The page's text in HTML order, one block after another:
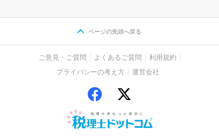
ページの先頭へ戻る
ご意見・ご質問 よくあるご質問
利用規約
プライバシーの考え方
運営会社